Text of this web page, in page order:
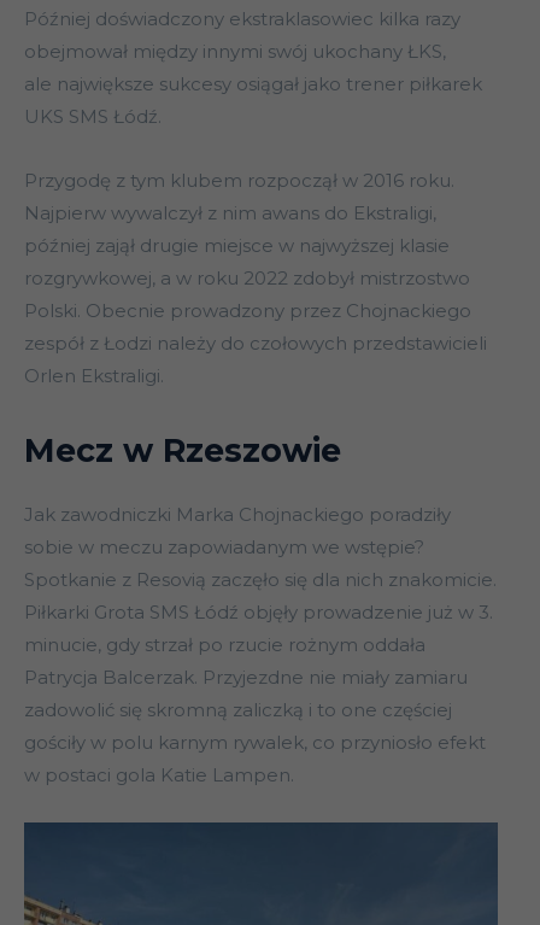
Później doświadczony ekstraklasowiec kilka razy
obejmował między innymi swój ukochany ŁKS,
ale największe sukcesy osiągał jako trener piłkarek
UKS SMS Łódź.
Przygodę z tym klubem rozpoczął w 2016 roku.
Najpierw wywalczył z nim awans do Ekstraligi,
później zajął drugie miejsce w najwyższej klasie
rozgrywkowej, a w roku 2022 zdobył mistrzostwo
Polski. Obecnie prowadzony przez Chojnackiego
zespół z Łodzi należy do czołowych przedstawicieli
Orlen Ekstraligi.
Mecz w Rzeszowie
Jak zawodniczki Marka Chojnackiego poradziły
sobie w meczu zapowiadanym we wstępie?
Spotkanie z Resovią zaczęło się dla nich znakomicie.
Piłkarki Grota SMS Łódź objęły prowadzenie już w 3.
minucie, gdy strzał po rzucie rożnym oddała
Patrycja Balcerzak. Przyjezdne nie miały zamiaru
zadowolić się skromną zaliczką i to one częściej
gościły w polu karnym rywalek, co przyniosło efekt
w postaci gola Katie Lampen.